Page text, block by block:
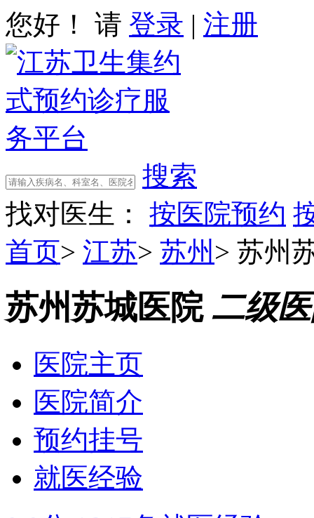
您好！ 请 登录 | 注册
搜索
找对医生：
按医院预约
首页> 江苏> 苏州 > 苏州
苏州苏城医院 二级
医院主页
医院简介
预约挂号
就医经验